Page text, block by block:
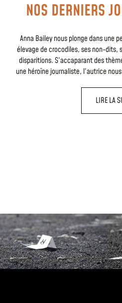
NOS DERNIERS
Anna Bailey nous plonge dans une
élevage de crocodiles, ses non-dits,
disparitions. S’accaparant des
une héroïne journaliste, l’autrice
LIRE LA